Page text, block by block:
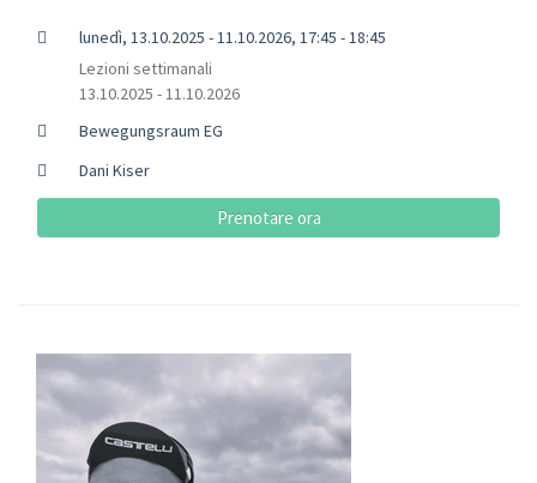
lunedì, 13.10.2025 - 11.10.2026, 17:45 - 18:45
Lezioni settimanali
13.10.2025 - 11.10.2026
Bewegungsraum EG
Dani Kiser
Prenotare ora